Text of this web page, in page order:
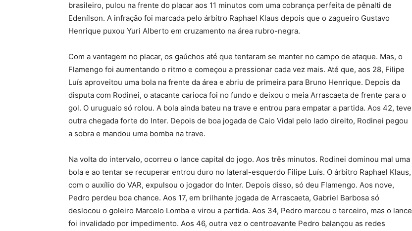
brasileiro, pulou na frente do placar aos 11 minutos com uma cobrança perfeita de pênalti de
Edenílson. A infração foi marcada pelo árbitro Raphael Klaus depois que o zagueiro Gustavo
Henrique puxou Yuri Alberto em cruzamento na área rubro-negra.
Com a vantagem no placar, os gaúchos até que tentaram se manter no campo de ataque. Mas, o
Flamengo foi aumentando o ritmo e começou a pressionar cada vez mais. Até que, aos 28, Filipe
Luís aproveitou uma bola na frente da área e abriu de primeira para Bruno Henrique. Depois da
disputa com Rodinei, o atacante carioca foi no fundo e deixou o meia Arrascaeta de frente para o
gol. O uruguaio só rolou. A bola ainda bateu na trave e entrou para empatar a partida. Aos 42, teve
outra chegada forte do Inter. Depois de boa jogada de Caio Vidal pelo lado direito, Rodinei pegou
a sobra e mandou uma bomba na trave.
Na volta do intervalo, ocorreu o lance capital do jogo. Aos três minutos. Rodinei dominou mal uma
bola e ao tentar se recuperar entrou duro no lateral-esquerdo Filipe Luís. O árbitro Raphael Klaus,
com o auxílio do VAR, expulsou o jogador do Inter. Depois disso, só deu Flamengo. Aos nove,
Pedro perdeu boa chance. Aos 17, em brilhante jogada de Arrascaeta, Gabriel Barbosa só
deslocou o goleiro Marcelo Lomba e virou a partida. Aos 34, Pedro marcou o terceiro, mas o lance
foi invalidado por impedimento. Aos 46, outra vez o centroavante Pedro balançou as redes